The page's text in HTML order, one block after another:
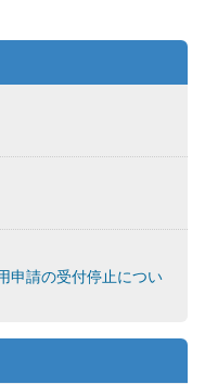
申請の受付停止につい